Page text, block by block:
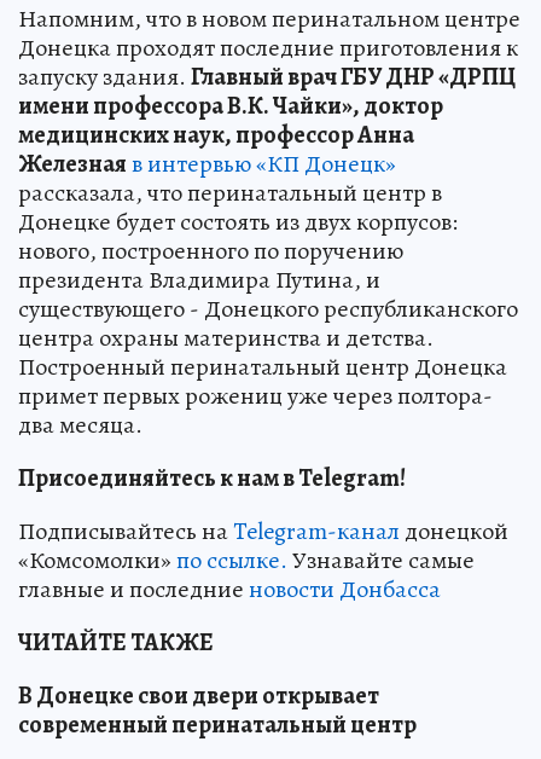
Напомним, что в новом перинатальном центре
Донецка проходят последние приготовления к
запуску здания. Главный врач ГБУ ДНР «ДРПЦ
имени профессора В.К. Чайки», доктор
медицинских наук, профессор Анна
Железнаяв интервью «КП Донецк»
рассказала, что перинатальный центр в
Донецке будет состоять из двух корпусов:
нового, построенного по поручению
президента Владимира Путина, и
существующего - Донецкого республиканского
центра охраны материнства и детства.
Построенный перинатальный центр Донецка
примет первых рожениц уже через полтора-
два месяца.
Присоединяйтесь к нам в Telegram!
Подписывайтесь наTelegram-канал донецкой
«Комсомолки»по ссылке. Узнавайте самые
главные и последниеновости Донбасса
ЧИТАЙТЕ ТАКЖЕ
В Донецке свои двери открывает
современный перинатальный центр